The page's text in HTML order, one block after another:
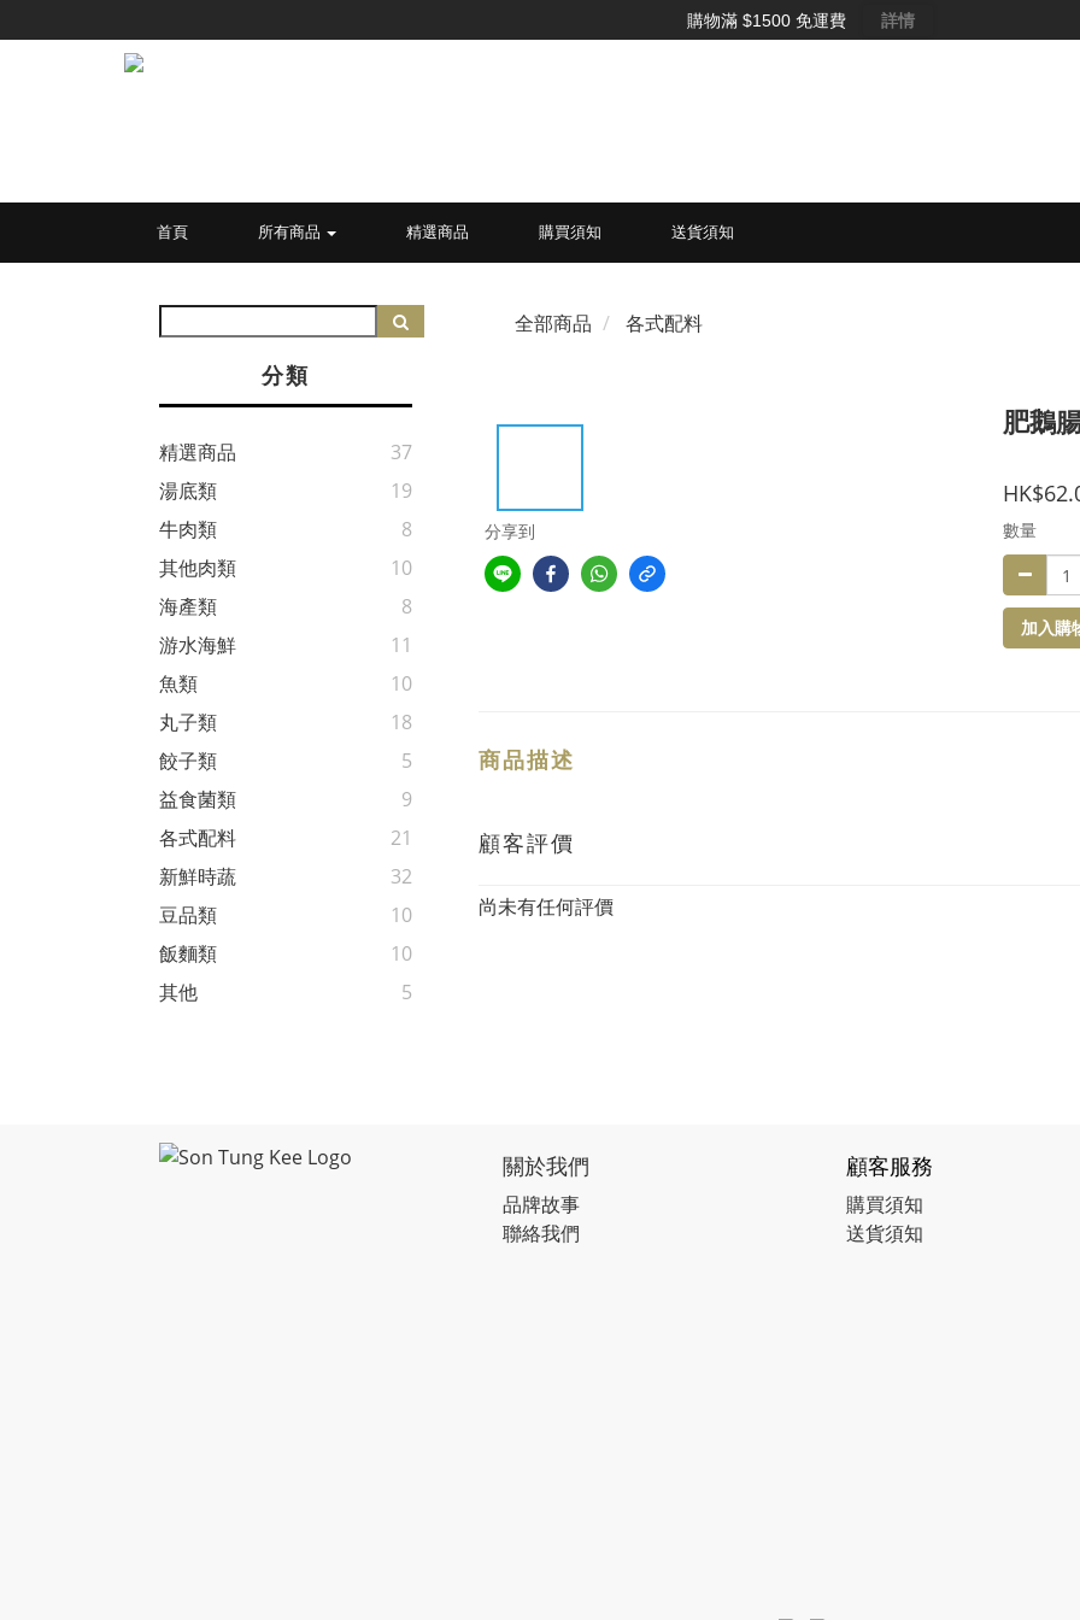
首頁 所有商品 精選商品 購買須知 送貨須知
分類
精選商品
37
湯底類
19
牛肉類
8
其他肉類
10
海產類
8
游水海鮮
11
魚類
10
丸子類
18
餃子類
5
益食菌類
9
各式配料
21
新鮮時蔬
32
豆品類
10
飯麵類
10
其他
5
全部商品 各式配料
分享到
肥鵝
數量
加入購
商品描述
顧客評價
尚未有任何評價
關於我們
品牌故事
聯絡我們
顧客服務
購買須知
送貨須知
購物滿 $1500 免運費 詳情